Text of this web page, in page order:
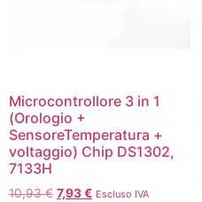
Microcontrollore 3 in 1
(Orologio +
SensoreTemperatura +
voltaggio) Chip DS1302,
7133H
10,93€ 7,93€ Escluso IVA